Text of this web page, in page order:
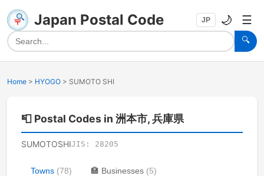
Japan Postal Code
🔍
JP 🌙 ☰
Home > HYOGO > SUMOTO SHI
📮 Postal Codes in 洲本市, 兵庫県
SUMOTOSHIJIS: 28205
Towns (78) 🏣 Businesses (5)